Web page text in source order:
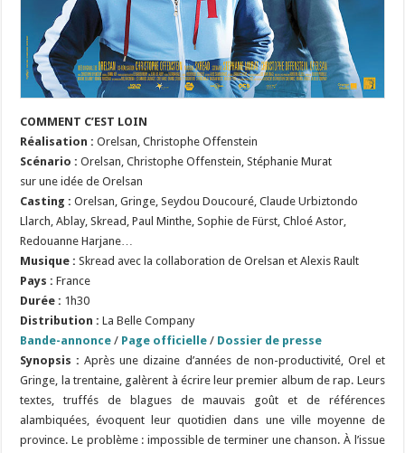
COMMENT C’EST LOIN
Réalisation :Orelsan, Christophe Offenstein
Scénario : Orelsan, Christophe Offenstein, Stéphanie Murat
sur une idée de Orelsan
Casting :Orelsan, Gringe, Seydou Doucouré, Claude Urbiztondo
Llarch, Ablay, Skread, Paul Minthe, Sophie de Fürst, Chloé Astor,
Redouanne Harjane…
Musique : Skread avec la collaboration de Orelsan et Alexis Rault
Pays : France
Durée : 1h30
Distribution : La Belle Company
Bande-annonce / Page officielle / Dossier de presse
Synopsis :Après une dizaine d’années de non-productivité, Orel et
Gringe, la trentaine, galèrent à écrire leur premier album de rap. Leurs
textes, truffés de blagues de mauvais goût et de références
alambiquées, évoquent leur quotidien dans une ville moyenne de
province. Le problème : impossible de terminer une chanson. À l’issue